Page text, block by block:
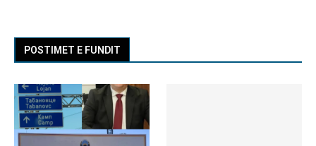
POSTIMET E FUNDIT